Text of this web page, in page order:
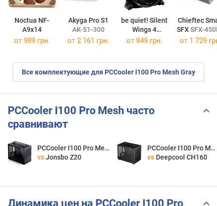
Noctua NF-
A9x14
Akyga Pro S1
AK-S1-300
be quiet! Silent
Wings 4
120mm PWM
Chieftec
SFXSFX-
от 989 грн. от 2 161 грн. от 849 грн. от 1 729
Все комплектующие для PCCooler I100 Pro Mesh Gray
PCCooler I100 Pro Mesh часто
сравнивают
PCCooler I100 Pro Mesh
vs Jonsbo Z20
PCCooler I100 Pro Mesh
vs Deepcool CH160
Динамика цен на PCCooler I100 Pro